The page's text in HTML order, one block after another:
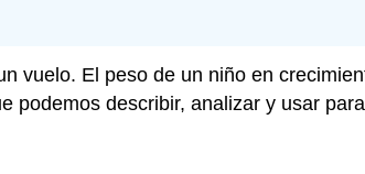
vuelo. El peso de un niño en
podemos describir, analizar y usar